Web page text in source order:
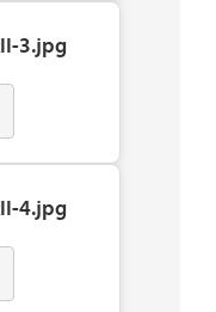
3.jpg
4.jpg